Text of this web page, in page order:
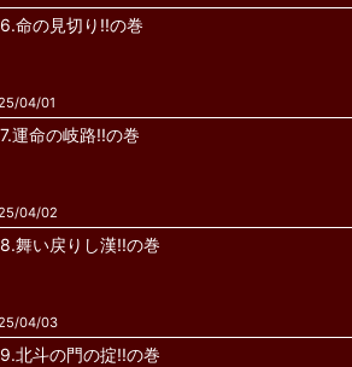
命の見切り!!の巻
04/01
運命の岐路!!の巻
04/02
舞い戻りし漢!!の巻
04/03
北斗の門の掟!!の巻